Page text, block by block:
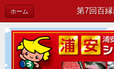
ホーム